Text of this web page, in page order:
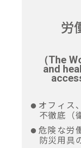
労
（The
and
オフィス
不徹底（
危険な労
防災用具